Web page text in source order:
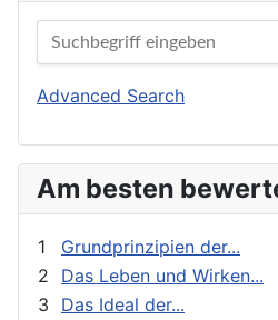
Bibelwissenschaft
Biographien
Buchbesprechungen
Exegese
Feste
Geistliches Leben
Geschichte
Orthodoxe Stimmen
Orthodoxes Franken
Orthodoxie Heute
Stimme der Orthodoxie
Advanced Search
Am besten
1
Grundprinzipien der...
2
Das Leben und Wirken...
3
Das Ideal der...